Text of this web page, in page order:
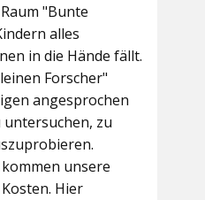
"Bunte
alles
in die Hände fällt.
Forscher"
angesprochen
zu
kommen unsere
Hier